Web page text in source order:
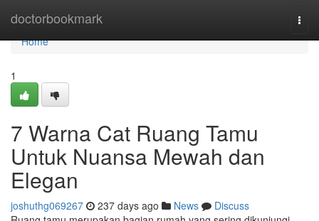
doctorbookmark
Home
Home
1
7 Warna Cat Ruang Tamu
Untuk Nuansa Mewah dan
Elegan
joshuthg069267 237 days ago News
Discuss